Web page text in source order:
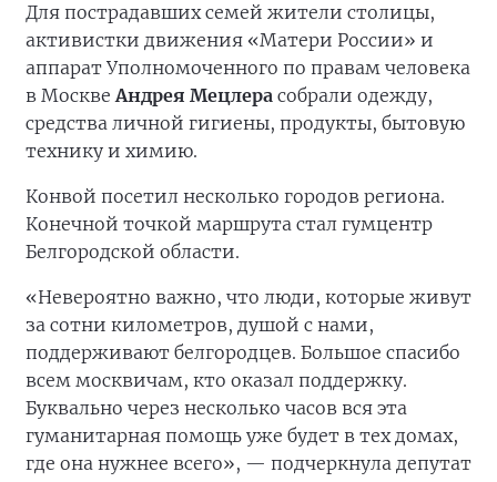
Для пострадавших семей жители столицы,
активистки движения «Матери России» и
аппарат Уполномоченного по правам человека
в МосквеАндрея Мецлера собрали одежду,
средства личной гигиены, продукты, бытовую
технику и химию.
Конвой посетил несколько городов региона.
Конечной точкой маршрута стал гумцентр
Белгородской области.
«Невероятно важно, что люди, которые живут
за сотни километров, душой с нами,
поддерживают белгородцев. Большое спасибо
всем москвичам, кто оказал поддержку.
Буквально через несколько часов вся эта
гуманитарная помощь уже будет в тех домах,
где она нужнее всего», — подчеркнула депутат